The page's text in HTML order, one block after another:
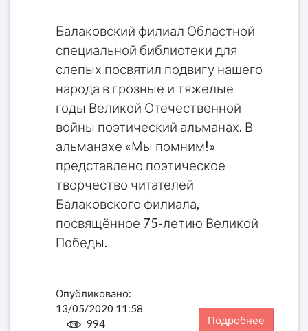
Балаковский филиал Областной
специальной библиотеки для
слепых посвятил подвигу нашего
народа в грозные и тяжелые
годы Великой Отечественной
войны поэтический альманах. В
альманахе «Мы помним!»
представлено поэтическое
творчество читателей
Балаковского филиала,
посвящённое 75-летию Великой
Победы.
Опубликовано:
13/05/2020 11:58
994
Подробнее